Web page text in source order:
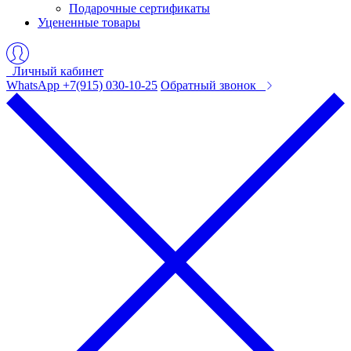
Подарочные сертификаты
Уцененные товары
Личный кабинет
WhatsApp +7(915) 030-10-25 Обратный звонок